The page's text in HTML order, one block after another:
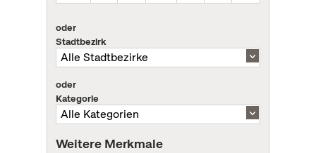
oder
Stadtbezirk
oder
Kategorie
Weitere Merkmale